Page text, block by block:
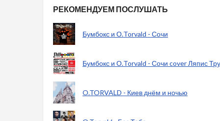
РЕКОМЕНДУЕМ ПОСЛУШАТЬ
Бумбокс и О.Torvald - Сочи
Бумбокс и О.Torvald - Сочи cover Ляпис
O.TORVALD - Киев днём и ночью